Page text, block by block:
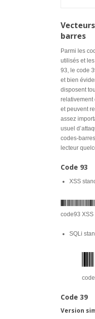
barres
Parmi les
utilisés et
93, le code
et bien
disposent
relativement
et peuvent
assez
usuel
codes-
lecteur
Code 93
XSS
code93 XSS
SQLi
Code 39
Version